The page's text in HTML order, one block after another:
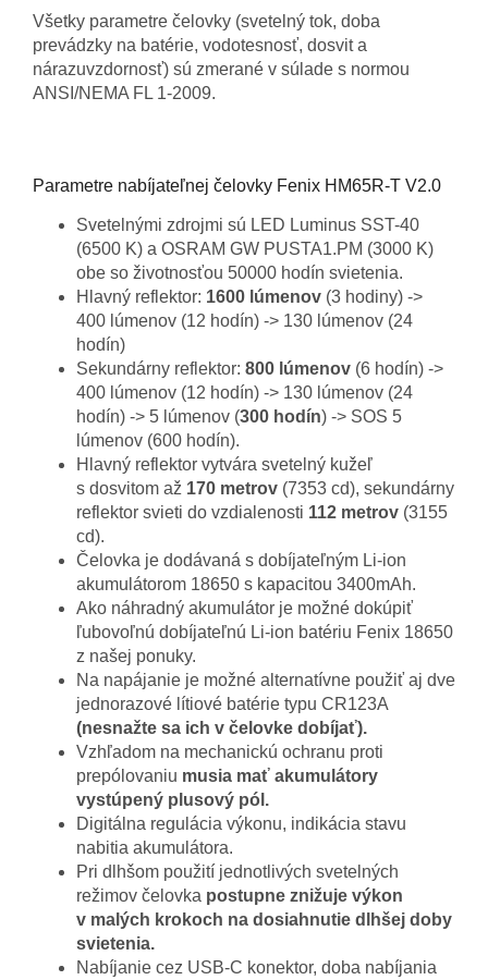
Všetky parametre čelovky (svetelný tok, doba
prevádzky na batérie, vodotesnosť, dosvit a
nárazuvzdornosť) sú zmerané v súlade s normou
ANSI/NEMA FL 1-2009.
Parametre nabíjateľnej čelovky Fenix HM65R-T V2.0
Svetelnými zdrojmi sú LED Luminus SST-40
(6500 K) a OSRAM GW PUSTA1.PM (3000 K)
obe so životnosťou 50000 hodín svietenia.
Hlavný reflektor: 1600 lúmenov (3 hodiny) ->
400 lúmenov (12 hodín) -> 130 lúmenov (24
hodín)
Sekundárny reflektor: 800 lúmenov (6 hodín) ->
400 lúmenov (12 hodín) -> 130 lúmenov (24
hodín) -> 5 lúmenov (300 hodín) -> SOS 5
lúmenov (600 hodín).
Hlavný reflektor vytvára svetelný kužeľ
s dosvitom až 170 metrov (7353 cd), sekundárny
reflektor svieti do vzdialenosti 112 metrov (3155
cd).
Čelovka je dodávaná s dobíjateľným Li-ion
akumulátorom 18650 s kapacitou 3400mAh.
Ako náhradný akumulátor je možné dokúpiť
ľubovoľnú dobíjateľnú Li-ion batériu Fenix 18650
z našej ponuky.
Na napájanie je možné alternatívne použiť aj dve
jednorazové lítiové batérie typu CR123A
(nesnažte sa ich v čelovke dobíjať).
Vzhľadom na mechanickú ochranu proti
prepólovaniu musia mať akumulátory
vystúpený plusový pól.
Digitálna regulácia výkonu, indikácia stavu
nabitia akumulátora.
Pri dlhšom použití jednotlivých svetelných
režimov čelovka postupne znižuje výkon
v malých krokoch na dosiahnutie dlhšej doby
svietenia.
Nabíjanie cez USB-C konektor, doba nabíjania